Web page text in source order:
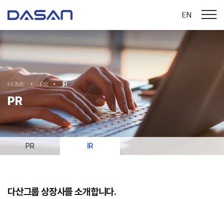
EN
HOME PR IR
PR
PR IR
다산그룹 상장사를 소개합니다.